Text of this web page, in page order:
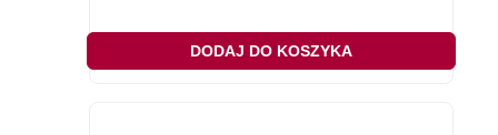
DODAJ DO KOSZYKA